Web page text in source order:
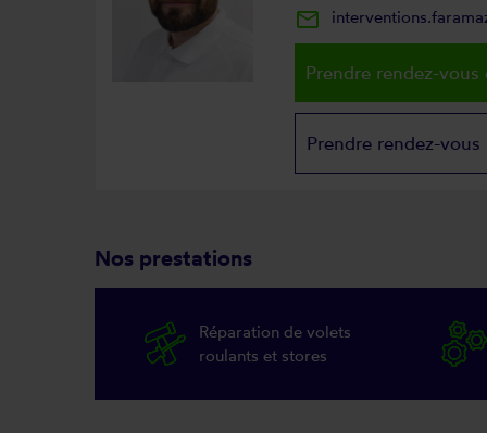
mail_outline
Prendre rendez-vous
Prendre rendez-vous
Nos prestations
Réparation de volets
roulants et stores